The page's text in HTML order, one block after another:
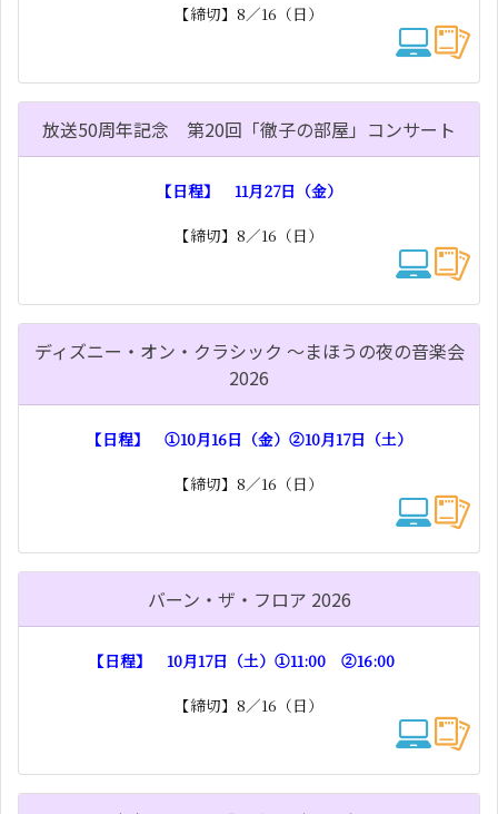
【締切】8／16（日）
放送50周年記念 第20回「徹子の部屋」コンサート
【日程】 11月27日（金）
【締切】8／16（日）
ディズニー・オン・クラシック ～まほうの夜の音楽会
2026
【日程】 ①10月16日（金）②10月17日（土）
【締切】8／16（日）
バーン・ザ・フロア 2026
【日程】 10月17日（土）①11:00 ②16:00
【締切】8／16（日）